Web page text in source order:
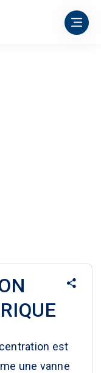
est
une vanne